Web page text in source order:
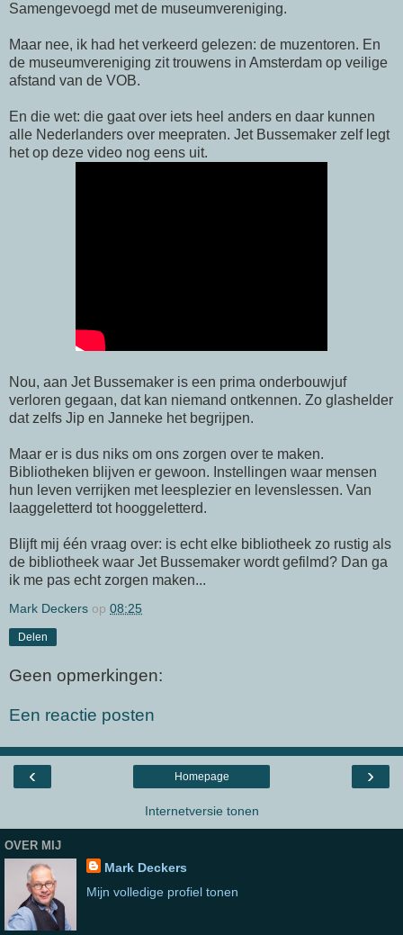
Samengevoegd met de museumvereniging.
Maar nee, ik had het verkeerd gelezen: de muzentoren. En
de museumvereniging zit trouwens in Amsterdam op veilige
afstand van de VOB.
En die wet: die gaat over iets heel anders en daar kunnen
alle Nederlanders over meepraten. Jet Bussemaker zelf legt
het op deze video nog eens uit.
Nou, aan Jet Bussemaker is een prima onderbouwjuf
verloren gegaan, dat kan niemand ontkennen. Zo glashelder
dat zelfs Jip en Janneke het begrijpen.
Maar er is dus niks om ons zorgen over te maken.
Bibliotheken blijven er gewoon. Instellingen waar mensen
hun leven verrijken met leesplezier en levenslessen. Van
laaggeletterd tot hooggeletterd.
Blijft mij één vraag over: is echt elke bibliotheek zo rustig als
de bibliotheek waar Jet Bussemaker wordt gefilmd? Dan ga
ik me pas echt zorgen maken...
Mark Deckers op 08:25
Delen
Geen opmerkingen:
Een reactie posten
‹ ›
Homepage
Internetversie tonen
OVER MIJ
Mark Deckers
Mijn volledige profiel tonen